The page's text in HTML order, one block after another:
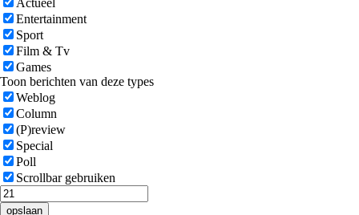
Actueel
Entertainment
Sport
Film & Tv
Games
Toon berichten van deze types
Weblog
Column
(P)review
Special
Poll
Scrollbar gebruiken
opslaan